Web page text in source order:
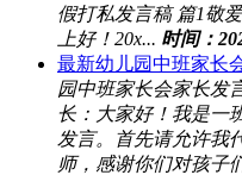
假打私发言稿 篇1敬
上好！20x... 时间：
最新幼儿园中班家长
园中班家长会家长发
长：大家好！我是一
发言。首先请允许我
师，感谢你们对孩子